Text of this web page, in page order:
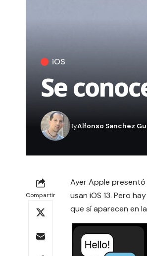
iOS
Se
ByAlfonso Sanchez
Compartir
Ayer Apple presentó
usan iOS 13. Pero
que sí aparecen en